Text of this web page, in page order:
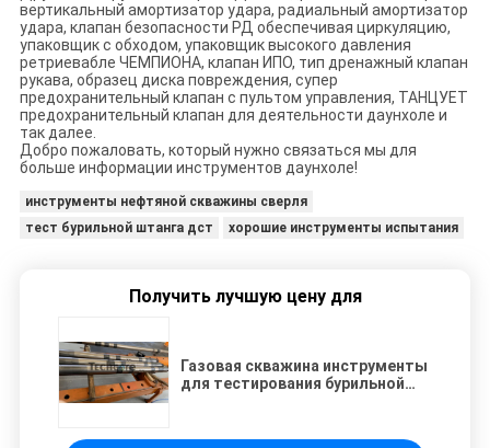
вертикальный амортизатор удара, радиальный амортизатор
удара, клапан безопасности РД обеспечивая циркуляцию,
упаковщик с обходом, упаковщик высокого давления
ретриевабле ЧЕМПИОНА, клапан ИПО, тип дренажный клапан
рукава, образец диска повреждения, супер
предохранительный клапан с пультом управления, ТАНЦУЕТ
предохранительный клапан для деятельности даунхоле и
так далее.
Добро пожаловать, который нужно связаться мы для
больше информации инструментов даунхоле!
инструменты нефтяной скважины сверля
тест бурильной штанга дст
хорошие инструменты испытания
Получить лучшую цену для
Газовая скважина инструменты
для тестирования бурильной